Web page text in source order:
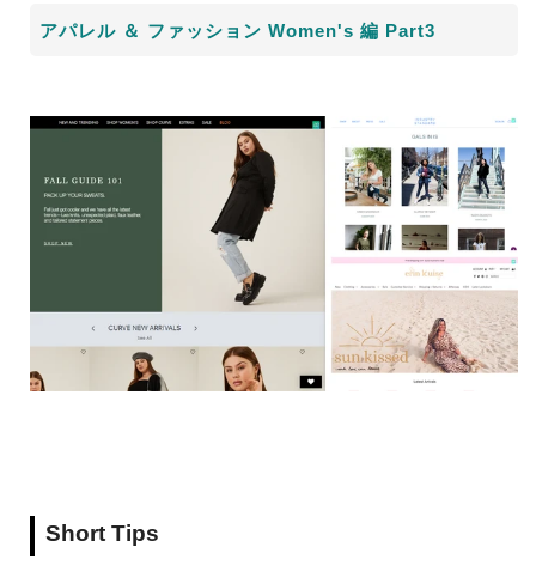
アパレル ＆ ファッション Women's 編 Part3
Short Tips